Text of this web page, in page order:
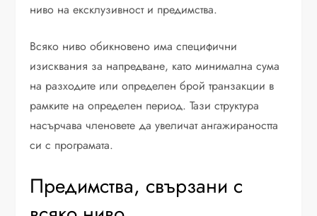
ниво на ексклузивност и предимства.
Всяко ниво обикновено има специфични
изисквания за напредване, като минимална сума
на разходите или определен брой транзакции в
рамките на определен период. Тази структура
насърчава членовете да увеличат ангажираността
си с програмата.
Предимства, свързани с